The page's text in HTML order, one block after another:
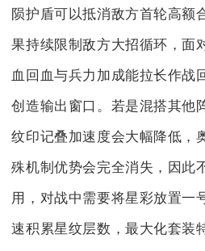
陨护盾可以抵消敌方首轮高额
果持续限制敌方大招循环，面
血回血与兵力加成能拉长作战
创造输出窗口。若是混搭其他
纹印记叠加速度会大幅降低，
殊机制优势会完全消失，因此
用，对战中需要将星彩放置一
速积累星纹层数，最大化套装